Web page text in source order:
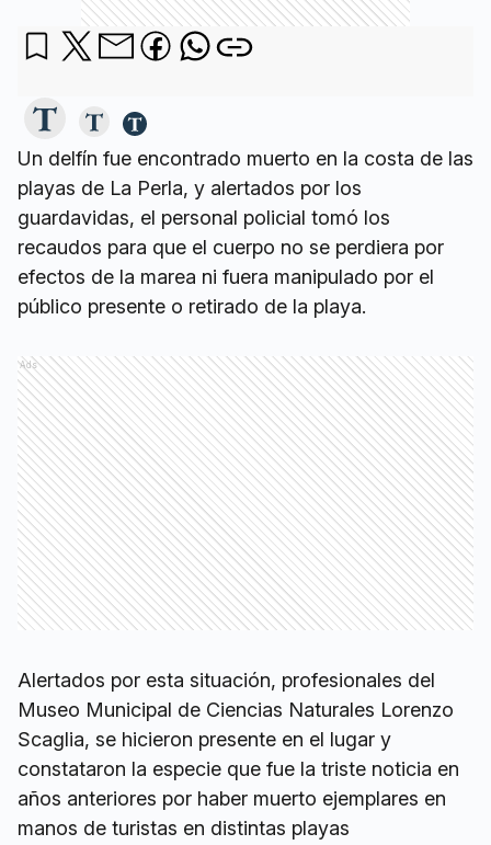
Un delfín fue encontrado muerto en la costa de las
playas de La Perla, y alertados por los
guardavidas, el personal policial tomó los
recaudos para que el cuerpo no se perdiera por
efectos de la marea ni fuera manipulado por el
público presente o retirado de la playa.
Ads
Alertados por esta situación, profesionales del
Museo Municipal de Ciencias Naturales Lorenzo
Scaglia, se hicieron presente en el lugar y
constataron la especie que fue la triste noticia en
años anteriores por haber muerto ejemplares en
manos de turistas en distintas playas